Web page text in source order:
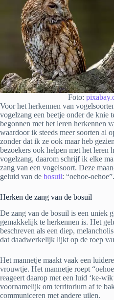
Foto:
Voor het herkennen van
vogelzang een beetje onder de knie
begonnen met het leren herkennen
waardoor ik steeds meer soorten al
zonder dat ik ze ook maar heb
bezoekers ook helpen met het leren
vogelzang, daarom schrijf ik elke
zang van een vogelsoort. Deze
geluid van de bosuil: “oehoe-oehoe”.
Herken de zang van de bosuil
De zang van de bosuil is een uniek
gemakkelijk te herkennen is. Het
beschreven als een diep,
dat daadwerkelijk lijkt op de roep
Het mannetje maakt vaak een
vrouwtje. Het mannetje roept
reageert daarop met een luid ‘ke-
voornamelijk om territorium af te
communiceren met andere uilen.